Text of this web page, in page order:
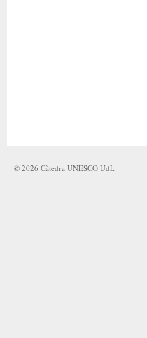
© 2026 Càtedra UNESCO UdL